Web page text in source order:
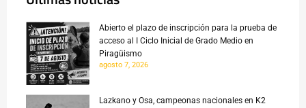
Abierto el plazo de inscripción para la prueba de
acceso al I Ciclo Inicial de Grado Medio en
Piragüismo
agosto 7, 2026
Lazkano y Osa, campeonas nacionales en K2